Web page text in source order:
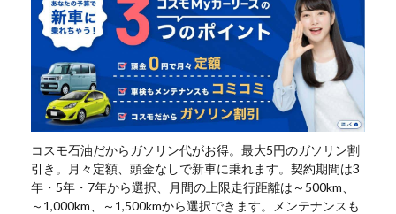
コスモ石油だからガソリン代がお得。最大5円のガソリン割
引き。月々定額、頭金なしで新車に乗れます。契約期間は3
年・5年・7年から選択、月間の上限走行距離は～500km、
～1,000km、～1,500kmから選択できます。メンテナンスも